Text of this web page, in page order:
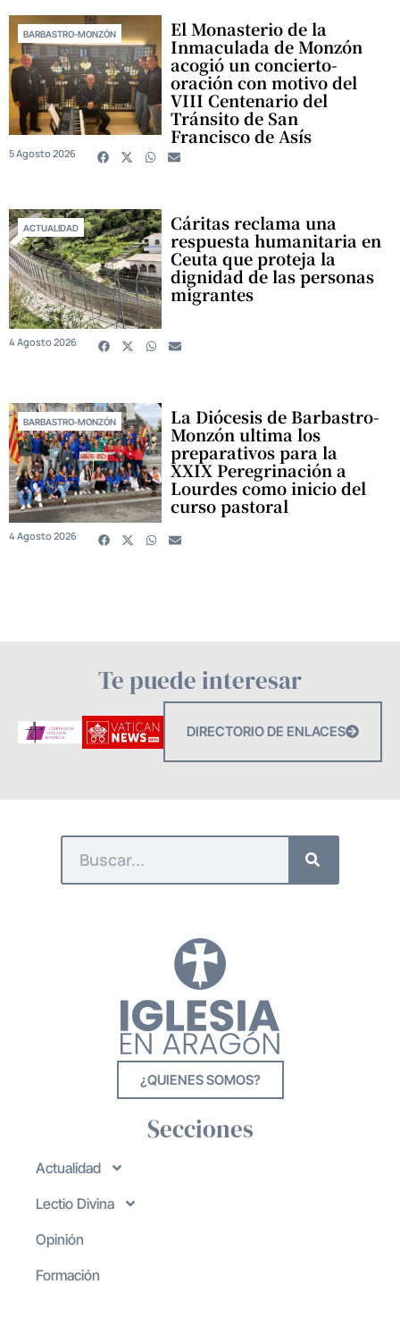
BARBASTRO-MONZÓN El Monasterio de la
Inmaculada de Monzón
acogió un concierto-
oración con motivo del
VIII Centenario del
Tránsito de San
Francisco de Asís
5 Agosto 2026
ACTUALIDAD Cáritas reclama una
respuesta humanitaria en
Ceuta que proteja la
dignidad de las personas
migrantes
4 Agosto 2026
BARBASTRO-MONZÓN La Diócesis de Barbastro-
Monzón ultima los
preparativos para la
XXIX Peregrinación a
Lourdes como inicio del
curso pastoral
4 Agosto 2026
Te puede interesar
DIRECTORIO DE ENLACES
¿QUIENES SOMOS?
Secciones
Actualidad
Lectio Divina
Opinión
Formación